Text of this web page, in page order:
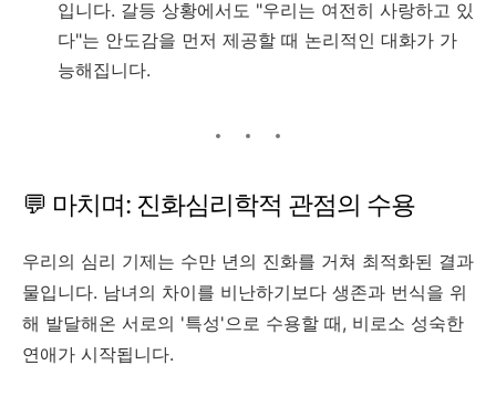
입니다. 갈등 상황에서도 "우리는 여전히 사랑하고 있
다"는 안도감을 먼저 제공할 때 논리적인 대화가 가
능해집니다.
💬 마치며: 진화심리학적 관점의 수용
우리의 심리 기제는 수만 년의 진화를 거쳐 최적화된 결과
물입니다. 남녀의 차이를 비난하기보다 생존과 번식을 위
해 발달해온 서로의 '특성'으로 수용할 때, 비로소 성숙한
연애가 시작됩니다.